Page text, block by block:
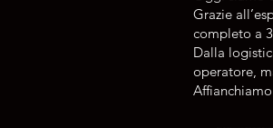
Grazie
completo a
Dalla
operatore,